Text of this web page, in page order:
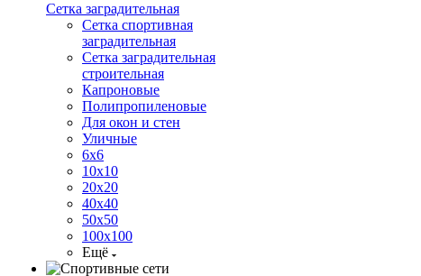
Сетка заградительная
Сетка спортивная
заградительная
Сетка заградительная
строительная
Капроновые
Полипропиленовые
Для окон и стен
Уличные
6х6
10х10
20х20
40х40
50х50
100х100
Ещё